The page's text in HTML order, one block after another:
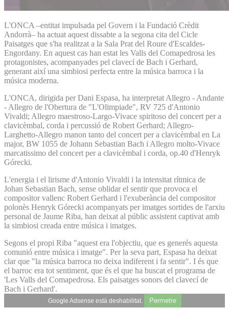
L'ONCA –entitat impulsada pel Govern i la Fundació Crèdit
Andorrà– ha actuat aquest dissabte a la segona cita del Cicle
Paisatges que s'ha realitzat a la Sala Prat del Roure d'Escaldes-
Engordany. En aquest cas han estat les Valls del Comapedrosa les
protagonistes, acompanyades pel clavecí de Bach i Gerhard,
generant així una simbiosi perfecta entre la música barroca i la
música moderna.
L'ONCA, dirigida per Dani Espasa, ha interpretat Allegro - Andante
- Allegro de l'Obertura de "L'Olimpiade", RV 725 d'Antonio
Vivaldi; Allegro maestroso-Largo-Vivace spiritoso del concert per a
clavicèmbal, corda i percussió de Robert Gerhard; Allegro-
Larghetto-Allegro manon tanto del concert per a clavicèmbal en La
major, BW 1055 de Johann Sebastian Bach i Allegro molto-Vivace
marcatissimo del concert per a clavicèmbal i corda, op.40 d'Henryk
Górecki.
L'energia i el lirisme d'Antonio Vivaldi i la intensitat rítmica de
Johan Sebastian Bach, sense oblidar el sentir que provoca el
compositor vallenc Robert Gerhard i l'exuberància del compositor
polonès Henryk Górecki acompanyats per imatges sortides de l'arxiu
personal de Jaume Riba, han deixat al públic assistent captivat amb
la simbiosi creada entre música i imatges.
Segons el propi Riba "aquest era l'objectiu, que es generés aquesta
comunió entre música i imatge". Per la seva part, Espasa ha deixat
clar que "la música barroca no deixa indiferent i fa sentir". I és que
el barroc era tot sentiment, que és el que ha buscat el programa de
'Les Valls del Comapedrosa. Els paisatges sonors del clavecí de
Bach i Gerhard'.
Google Adsense està deshabilitat. Permetre